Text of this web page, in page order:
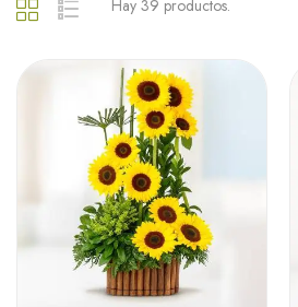
Hay 39 productos.